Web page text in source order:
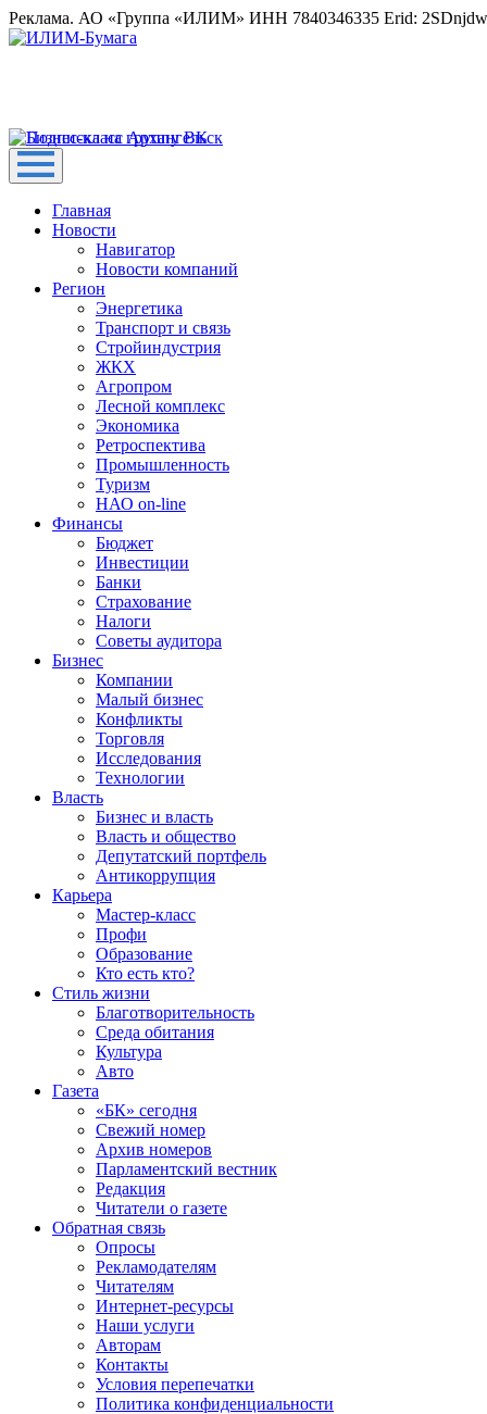
Реклама. АО «Группа «ИЛИМ» ИНН 7840346335 Erid:
Главная
Новости
Навигатор
Новости компаний
Регион
Энергетика
Транспорт и связь
Стройиндустрия
ЖКХ
Агропром
Лесной комплекс
Экономика
Ретроспектива
Промышленность
Туризм
НАО on-line
Финансы
Бюджет
Инвестиции
Банки
Страхование
Налоги
Советы аудитора
Бизнес
Компании
Малый бизнес
Конфликты
Торговля
Исследования
Технологии
Власть
Бизнес и власть
Власть и общество
Депутатский портфель
Антикоррупция
Карьера
Мастер-класс
Профи
Образование
Кто есть кто?
Стиль жизни
Благотворительность
Среда обитания
Культура
Авто
Газета
«БК» сегодня
Свежий номер
Архив номеров
Парламентский вестник
Редакция
Читатели о газете
Обратная связь
Опросы
Рекламодателям
Читателям
Интернет-ресурсы
Наши услуги
Авторам
Контакты
Условия перепечатки
Политика конфиденциальности